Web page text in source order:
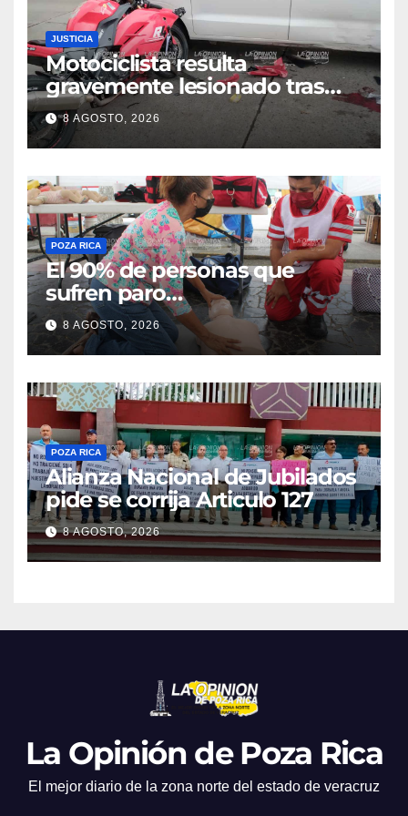
JUSTICIA
Motociclista resulta
gravemente lesionado tras
choque en la colonia Ricardo
Flores Magón
8 AGOSTO, 2026
POZA RICA
El 90% de personas que
sufren paro
cardiorrespiratorio mueren
8 AGOSTO, 2026
POZA RICA
Alianza Nacional de Jubilados
pide se corrija Articulo 127
8 AGOSTO, 2026
La Opinión de Poza Rica
El mejor diario de la zona norte del estado de veracruz